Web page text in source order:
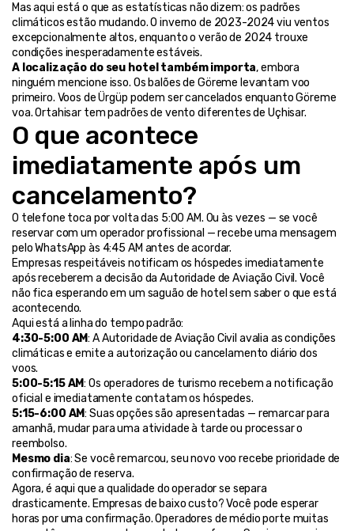
Mas aqui está o que as estatísticas não dizem: os padrões
climáticos estão mudando. O inverno de 2023-2024 viu ventos
excepcionalmente altos, enquanto o verão de 2024 trouxe
condições inesperadamente estáveis.
A localização do seu hotel também importa, embora
ninguém mencione isso. Os balões de Göreme levantam voo
primeiro. Voos de Ürgüp podem ser cancelados enquanto Göreme
voa. Ortahisar tem padrões de vento diferentes de Uçhisar.
O que acontece
imediatamente após um
cancelamento?
O telefone toca por volta das 5:00 AM. Ou às vezes — se você
reservar com um operador profissional — recebe uma mensagem
pelo WhatsApp às 4:45 AM antes de acordar.
Empresas respeitáveis notificam os hóspedes imediatamente
após receberem a decisão da Autoridade de Aviação Civil. Você
não fica esperando em um saguão de hotel sem saber o que está
acontecendo.
Aqui está a linha do tempo padrão:
4:30-5:00 AM: A Autoridade de Aviação Civil avalia as condições
climáticas e emite a autorização ou cancelamento diário dos
voos.
5:00-5:15 AM: Os operadores de turismo recebem a notificação
oficial e imediatamente contatam os hóspedes.
5:15-6:00 AM: Suas opções são apresentadas — remarcar para
amanhã, mudar para uma atividade à tarde ou processar o
reembolso.
Mesmo dia: Se você remarcou, seu novo voo recebe prioridade de
confirmação de reserva.
Agora, é aqui que a qualidade do operador se separa
drasticamente. Empresas de baixo custo? Você pode esperar
horas por uma confirmação. Operadores de médio porte muitas